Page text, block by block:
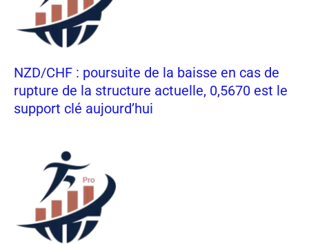
NZD/CHF : poursuite de la baisse en cas de
rupture de la structure actuelle, 0,5670 est le
support clé aujourd’hui